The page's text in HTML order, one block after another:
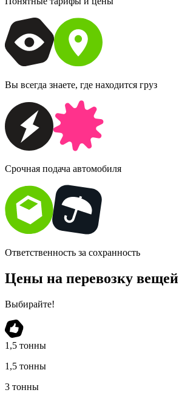
Вы всегда знаете, где находится груз
Срочная подача автомобиля
Ответственность за сохранность
Цены на перевозку вещей
Выбирайте!
1,5 тонны
1,5 тонны
3 тонны